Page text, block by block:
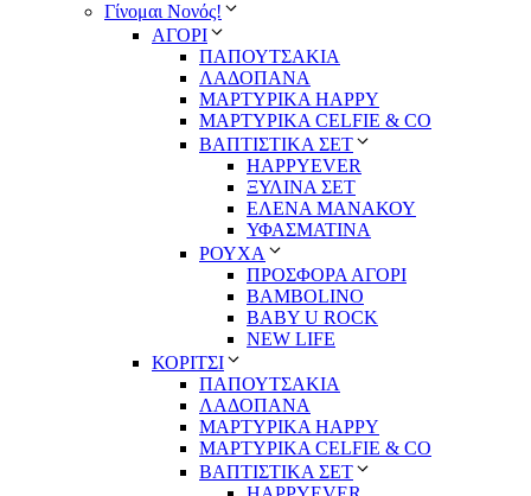
Γίνομαι Νονός!
ΑΓΟΡΙ
ΠΑΠΟΥΤΣΑΚΙΑ
ΛΑΔΟΠΑΝΑ
ΜΑΡΤΥΡΙΚΑ HAPPY
ΜΑΡΤΥΡΙΚΑ CELFIE & CO
ΒΑΠΤΙΣΤΙΚΑ ΣΕΤ
HAPPYEVER
ΞΥΛΙΝΑ ΣΕΤ
ΕΛΕΝΑ ΜΑΝΑΚΟΥ
ΥΦΑΣΜΑΤΙΝΑ
ΡΟΥΧΑ
ΠΡΟΣΦΟΡΑ ΑΓΟΡΙ
BAMBOLINO
BABY U ROCK
NEW LIFE
ΚΟΡΙΤΣΙ
ΠΑΠΟΥΤΣΑΚΙΑ
ΛΑΔΟΠΑΝΑ
ΜΑΡΤΥΡΙΚΑ HAPPY
ΜΑΡΤΥΡΙΚΑ CELFIE & CO
ΒΑΠΤΙΣΤΙΚΑ ΣΕΤ